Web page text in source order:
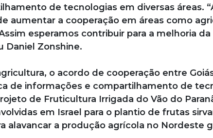
de tecnologias em diversas áreas.
aumentar a cooperação em áreas como
esperamos contribuir para a melhoria
Daniel Zonshine.
o acordo de cooperação entre
de informações e compartilhamento de
de Fruticultura Irrigada do Vão do
em Israel para o plantio de frutas
alavancar a produção agrícola no Nordeste